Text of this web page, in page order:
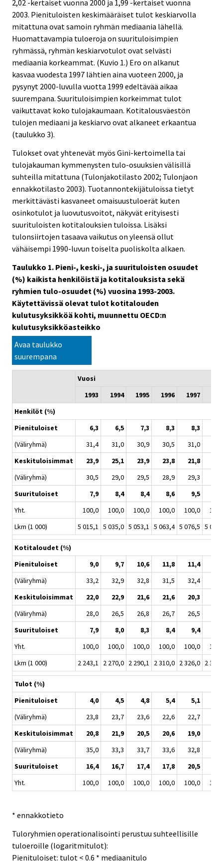
2,02 -kertaiset vuonna 2000 ja 1,99 -kertaiset vuonna
2003. Pienituloisten keskimääräiset tulot keskiarvolla
mitattuna ovat samoin ryhmän mediaania lähellä.
Huomattavampia tuloeroja on suurituloisimpien
ryhmässä, ryhmän keskiarvotulot ovat selvästi
mediaania korkeammat. (Kuvio 1.) Ero on alkanut
kasvaa vuodesta 1997 lähtien aina vuoteen 2000, ja
pysynyt 2000-luvulla vuotta 1999 edeltävää aikaa
suurempana. Suurituloisimpien korkeimmat tulot
vaikuttavat koko tulojakaumaan. Kotitalousväestön
tulojen mediaani ja keskiarvo ovat alkaneet erkaantua
(taulukko 3).
Tulokset ovat yhtenevät myös Gini-kertoimella tai
tulojakauman kymmenysten tulo-osuuksien välisillä
suhteilla mitattuna (Tulonjakotilasto 2002; Tulonjaon
ennakkotilasto 2003). Tuotannontekijätuloissa tietyt
merkittävästi kasvaneet omaisuustuloerät kuten
osinkotulot ja luovutusvoitot, näkyvät erityisesti
suurituloisten kotitalouksien tuloissa. Lisäksi
tulonsiirtojen tasaava vaikutus on yleensä ollut
vähäisempi 1990-luvun toiselta puoliskolta alkaen.
Taulukko 1. Pieni-, keski-, ja suurituloisten osuudet
(%) kaikista henkilöistä ja kotitalouksista sekä
ryhmien tulo-osuudet (%) vuosina 1993-2003.
Käytettävissä olevat tulot kotitalouden
kulutusyksikköä kohti, muunnettu OECD:n
kulutusyksikköasteikko
Avaa taulukko
suurempana
Vuosi
1993
1994 1995 1996 1997
Henkilöt (%)
Pienituloiset
6,3 6,5 7,3 8,3 8,3
(Väliryhmä)
31,4 31,0 30,9 30,5 31,0
Keskituloisimmat
23,9 25,1 23,9 23,8 21,8
(Väliryhmä)
30,5 29,0 29,5 28,9 29,3
Suurituloiset
7,9 8,4 8,4 8,6 9,5
Yht.
100,0 100,0 100,0 100,0 100,0
Lkm (1 000)
5 015,1 5 035,0 5 053,1 5 063,4 5 076,5 5
Kotitaloudet (%)
Pienituloiset
9,0 9,7 10,6 11,8 11,4
(Väliryhmä)
33,2 32,9 32,8 31,5 32,4
Keskituloisimmat
22,0 22,9 21,6 21,6 20,3
(Väliryhmä)
28,0 26,5 26,8 26,7 26,5
Suurituloiset
7,9 8,0 8,3 8,4 9,4
Yht.
100,0 100,0 100,0 100,0 100,0
Lkm (1 000)
2 243,1 2 270,0 2 290,1 2 310,0 2 326,0 2
Tulot (%)
Pienituloiset
4,0 4,5 4,8 5,4 5,1
(Väliryhmä)
23,8 23,7 23,6 22,6 22,7
Keskituloisimmat
20,8 21,9 20,5 20,6 19,0
(Väliryhmä)
35,0 33,3 33,7 33,6 32,8
Suurituloiset
16,4 16,7 17,4 17,8 20,5
Yht.
100,0 100,0 100,0 100,0 100,0
* ennakkotieto
Tuloryhmien operationalisointi perustuu suhteellisille
tuloeroille (logaritmitulot):
Pienituloiset: tulot < 0.6 * mediaanitulo